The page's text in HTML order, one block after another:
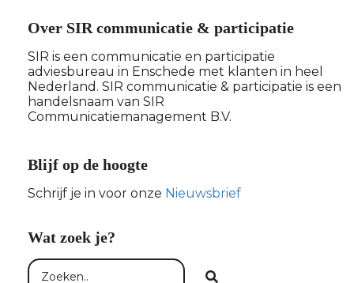
Over SIR communicatie & participatie
SIR is een communicatie en participatie
adviesbureau in Enschede met klanten in heel
Nederland. SIR communicatie & participatie is een
handelsnaam van SIR
Communicatiemanagement B.V.
Blijf op de hoogte
Schrijf je in voor onze Nieuwsbrief
Wat zoek je?